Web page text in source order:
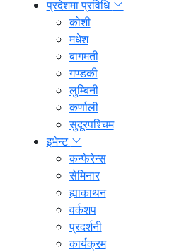
प्रदेशमा प्रविधि
कोशी
मधेश
बागमती
गण्डकी
लुम्बिनी
कर्णाली
सुदूरपश्चिम
इभेन्ट
कन्फेरेन्स
सेमिनार
ह्याकाथन
वर्कशप
प्रदर्शनी
कार्यक्रम